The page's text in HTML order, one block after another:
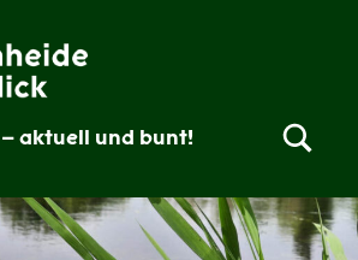
aktuell und bunt!